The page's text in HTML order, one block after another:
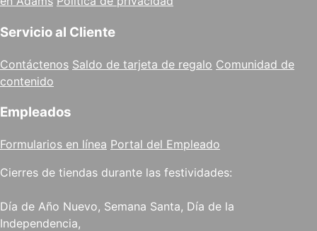
Servicio al Cliente
Contáctenos Saldo de tarjeta de regalo Comunidad de
contenido
Empleados
Formularios en línea Portal del Empleado
Cierres de tiendas durante las festividades:
Día de Año Nuevo, Semana Santa, Día de la
Independencia,